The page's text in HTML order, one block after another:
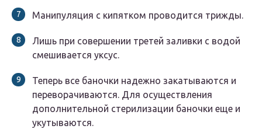
Манипуляция с кипятком проводится трижды.
Лишь при совершении третей заливки с водой
смешивается уксус.
Теперь все баночки надежно закатываются и
переворачиваются. Для осуществления
дополнительной стерилизации баночки еще и
укутываются.